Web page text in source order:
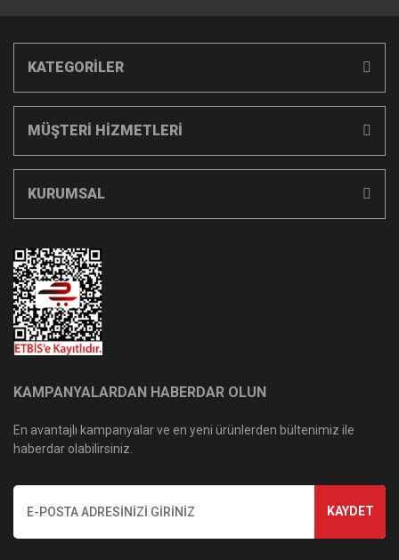
KATEGORİLER
MÜŞTERİ HİZMETLERİ
KURUMSAL
KAMPANYALARDAN HABERDAR OLUN
En avantajlı kampanyalar ve en yeni ürünlerden bültenimiz ile
haberdar olabilirsiniz.
KAYDET